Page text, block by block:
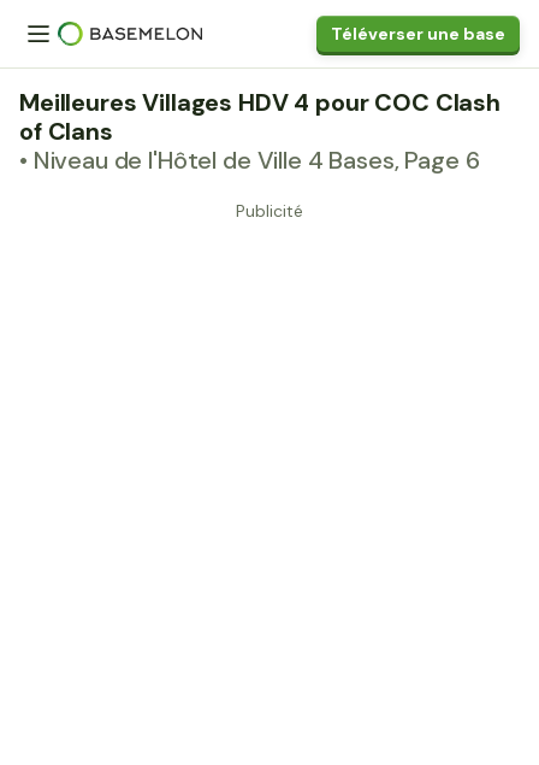
Téléverser une base
Meilleures Villages HDV 4 pour COC Clash
of Clans
• Niveau de l'Hôtel de Ville 4 Bases, Page 6
Publicité